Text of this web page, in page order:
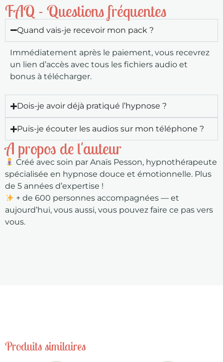
FAQ - Questions fréquentes
Quand vais-je recevoir mon pack ?
Immédiatement après le paiement, vous recevrez
un lien d’accès avec tous les fichiers audio et
bonus à télécharger.
Dois-je avoir déjà pratiqué l’hypnose ?
Puis-je écouter les audios sur mon téléphone ?
A propos de l'auteur
Créé avec soin par Anaïs Pesson, hypnothérapeute
spécialisée en hypnose douce et émotionnelle. Plus
de 5 années d’expertise !
+ de 600 personnes accompagnées — et
aujourd’hui, vous aussi, vous pouvez faire ce pas vers
vous.
Produits similaires